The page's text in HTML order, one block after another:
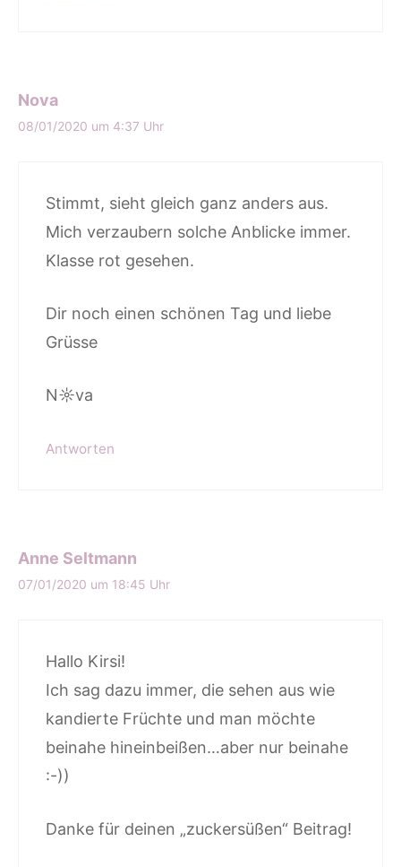
Nova
08/01/2020 um 4:37 Uhr
Stimmt, sieht gleich ganz anders aus.
Mich verzaubern solche Anblicke immer.
Klasse rot gesehen.
Dir noch einen schönen Tag und liebe
Grüsse
N☼va
Antworten
Anne Seltmann
07/01/2020 um 18:45 Uhr
Hallo Kirsi!
Ich sag dazu immer, die sehen aus wie
kandierte Früchte und man möchte
beinahe hineinbeißen…aber nur beinahe
:-))
Danke für deinen „zuckersüßen“ Beitrag!